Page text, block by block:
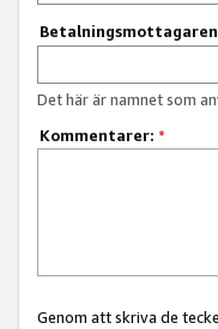
Det här är namnet som
Kommentarer: *
Genom att skriva de